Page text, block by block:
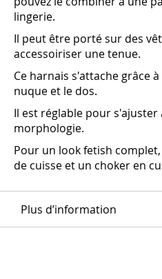
lingerie.
Il peut être porté sur des
accessoiriser une tenue.
Ce harnais s'attache grâce
nuque et le dos.
Il est réglable pour s'ajuster
morphologie.
Pour un look fetish
de cuisse et un choker en
Plus d’information